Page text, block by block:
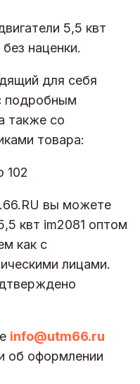
5,5 квт
наценки.
для себя
подробным
также со
товара:
102
вы можете
квт im2081 оптом
как с
лицами.
info@utm66.ru
об оформлении